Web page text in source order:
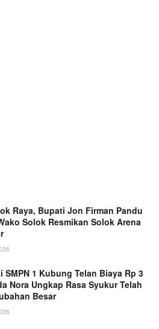
Raya, Bupati Jon Firman Pandu
Solok Resmikan Solok Arena
SMPN 1 Kubung Telan Biaya Rp 3
Nora Ungkap Rasa Syukur Telah
Besar